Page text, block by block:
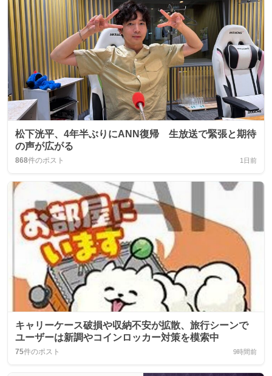
松下洸平、4年半ぶりにANN復帰 生放送で緊張と期待
の声が広がる
868件のポスト 1日前
キャリーケース破損や収納不安が拡散、旅行シーンで
ユーザーは新調やコインロッカー対策を模索中
75件のポスト 9時間前